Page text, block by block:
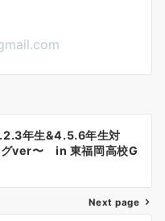
年生&4.5.6年生対
グver〜 in 東福岡高校G
Next page